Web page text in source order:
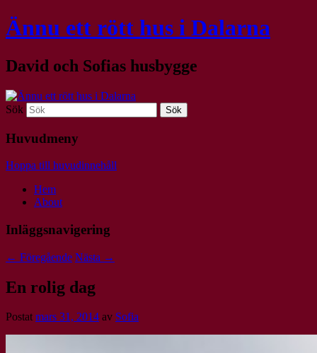
Ännu ett rött hus i Dalarna
David och Sofias husbygge
Sök
Huvudmeny
Hoppa till huvudinnehåll
Hem
About
Inläggsnavigering
← Föregående Nästa →
En rolig dag
Postat mars 31, 2014 av Sofia